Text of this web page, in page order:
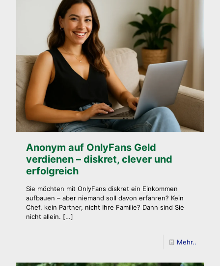
Anonym auf OnlyFans Geld
verdienen – diskret, clever und
erfolgreich
Sie möchten mit OnlyFans diskret ein Einkommen
aufbauen – aber niemand soll davon erfahren? Kein
Chef, kein Partner, nicht Ihre Familie? Dann sind Sie
nicht allein. […]
Mehr..